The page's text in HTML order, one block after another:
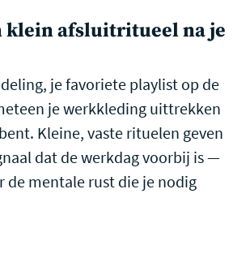
klein afsluitritueel na je
je favoriete playlist op de
je werkkleding uittrekken
Kleine, vaste rituelen geven
dat de werkdag voorbij is —
de mentale rust die je nodig